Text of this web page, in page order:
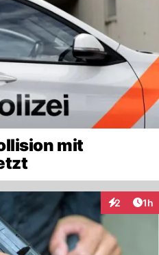
mit
2 1h